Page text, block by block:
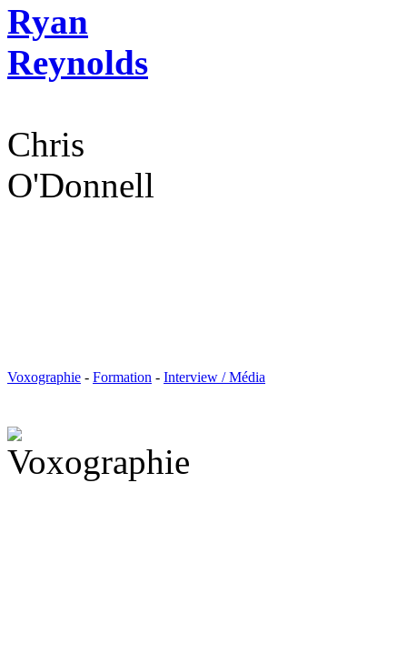
Ryan
Reynolds
Chris
O'Donnell
Voxographie - Formation - Interview / Média